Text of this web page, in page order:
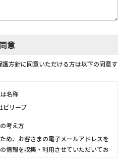
意
方針に同意いただける方は以下の同意す
名称
ビリーブ
考え方
め、お客さまの電子メールアドレスを
情報を収集・利用させていただいてお